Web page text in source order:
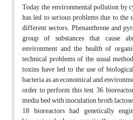
Today, the environmental pollution by
has led to serious problems due to the
different sectors. Phenanthrene and
group of substances that cause
environment and the health of
technical problems of the usual
toxins have led to the use of
bacteria as an economical and
order to perform this test, 36
media bed with inoculation broth
18 bioreactors had genetically